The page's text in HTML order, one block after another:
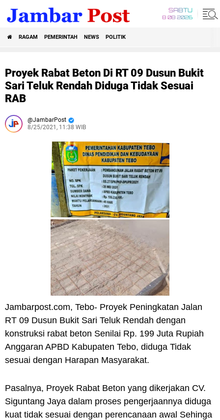
SABTU
8 08 2026
RAGAM PEMERINTAH NEWS POLITIK
Proyek Rabat Beton Di RT 09 Dusun Bukit
Sari Teluk Rendah Diduga Tidak Sesuai
RAB
JambarPost
8/25/2021, 11:38 WIB
Jambarpost.com, Tebo- Proyek Peningkatan Jalan
RT 09 Dusun Bukit Sari Teluk Rendah dengan
konstruksi rabat beton Senilai Rp. 199 Juta Rupiah
Anggaran APBD Kabupaten Tebo, diduga Tidak
sesuai dengan Harapan Masyarakat.
Pasalnya, Proyek Rabat Beton yang dikerjakan CV.
Siguntang Jaya dalam proses pengerjaannya diduga
kuat tidak sesuai dengan perencanaan awal Sehinga